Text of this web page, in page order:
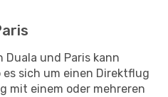
Duala und Paris kann
sich um einen Direktflug
mit einem oder mehreren